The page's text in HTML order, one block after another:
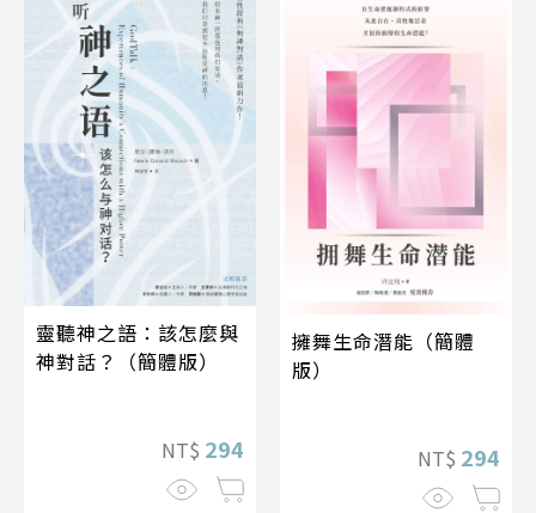
靈聽神之語：該怎麼與
神對話？（簡體版）
NT$ 294
擁舞生命潛能（簡體
版）
NT$ 294